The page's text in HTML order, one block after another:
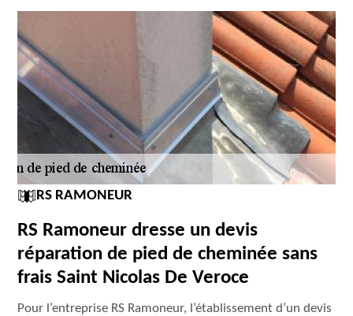
RS RAMONEUR
RS Ramoneur dresse un devis
réparation de pied de cheminée sans
frais Saint Nicolas De Veroce
Pour l’entreprise RS Ramoneur, l’établissement d’un devis